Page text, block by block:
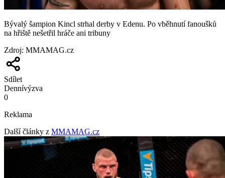
Bývalý šampion Kincl strhal derby v Edenu. Po vběhnutí fanoušků
na hřiště nešetřil hráče ani tribuny
Zdroj: MMAMAG.cz
Sdílet
Dennívýzva
0
Reklama
Další články z MMAMAG.cz